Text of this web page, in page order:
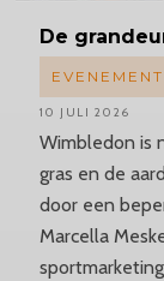
De
Wimbledon is
gras en de
door een
Marcella
10 JULI 2026